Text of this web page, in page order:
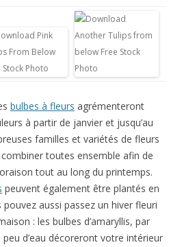
bulbes à fleurs agrémenteront
à partir de janvier et jusqu’au
familles et variétés de fleurs
toutes ensemble afin de
tout au long du printemps.
peuvent également être plantés en
aussi passez un hiver fleuri
: les bulbes d’amaryllis, par
d’eau décoreront votre intérieur